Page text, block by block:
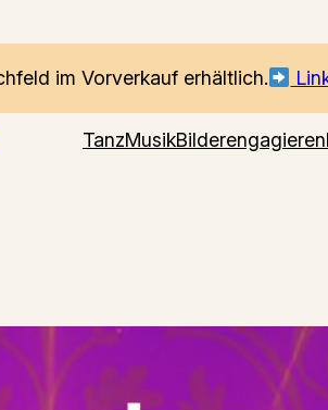
im Vorverkauf erhältlich.
TanzMusikBilderengagieren